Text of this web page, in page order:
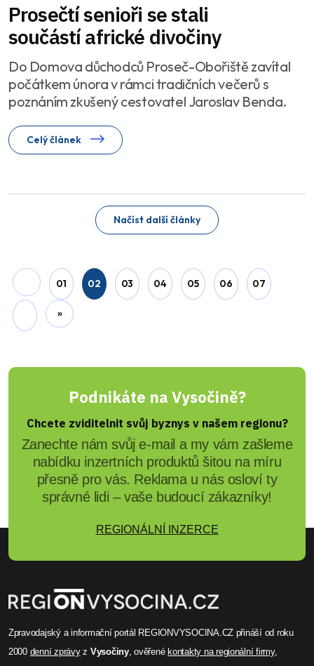
Prosečtí senioři se stali
součástí africké divočiny
Do Domova důchodců Proseč-Obořiště zavítal
počátkem února v rámci tradičních večerů s
poznáním zkušený cestovatel Jaroslav Benda.
Celý článek
Babí léto v Zoo Jihlava
Na sobotu 27. září připravili jihlavští skauti pro
veřejnost akci Babí léto v Zoo. Zájemci se mohou
zúčastnit dobrodružné výpravy a aktivit na cestě
za tajemstvím.